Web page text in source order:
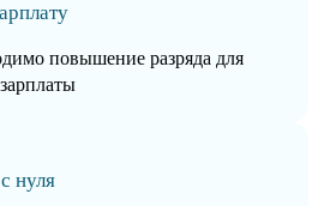
повышение разряда для
нуля